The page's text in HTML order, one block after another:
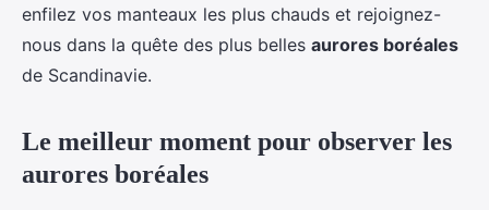
enfilez vos manteaux les plus chauds et rejoignez-
nous dans la quête des plus belles aurores boréales
de Scandinavie.
Le meilleur moment pour observer les
aurores boréales